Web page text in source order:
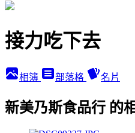
接力吃下去
相簿 部落格 名片
新美乃斯食品行 的